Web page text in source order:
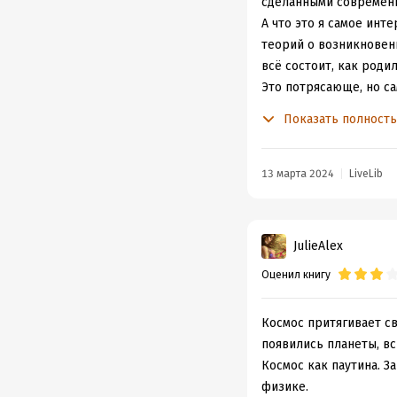
А что это я самое
теорий о
всё состоит, как
Это потрясающе, но
создать теорию, но
научную теорию. Я
«Мир множества
профессору
случилась где-то во
совершенно не
существование
Мультивселенной. Но
Показать
13 марта 2024 LiveLib
JulieAlex
Оценил книгу
Космос притягивает
появились планеты,
Космос как паутина.
физике.